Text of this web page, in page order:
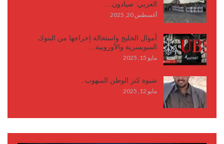
العربي: صيادون…
أغسطس 20, 2025
أموال الخليج واستحالة إخراجها من البنوك
السويسرية والأوروبية…
مايو 15, 2025
شبوة كنز الوطن المنهوب..
مايو 12, 2025